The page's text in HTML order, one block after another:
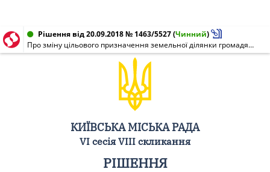
Рішення від 20.09.2018 № 1463/5527(Чинний)
Про зміну цільового призначення земельної ділянки громадянці Мусієнко Людмилі Михайлівні для будівництва багатоквартирного житлового будинку із вбудованими закладами торгово-побутового обслуговування на вул. Радистів, 14 у Деснянському районі м. Києва
КИЇВСЬКА МІСЬКА РАДА
VI сесія VIII скликання
РІШЕННЯ